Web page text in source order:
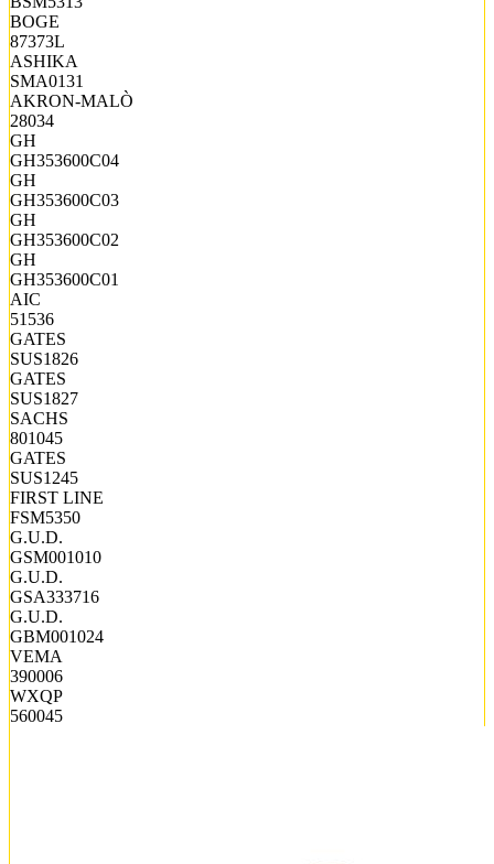
BOGE
87373L
ASHIKA
SMA0131
AKRON-MALÒ
28034
GH
GH353600C04
GH
GH353600C03
GH
GH353600C02
GH
GH353600C01
AIC
51536
GATES
SUS1826
GATES
SUS1827
SACHS
801045
GATES
SUS1245
FIRST LINE
FSM5350
G.U.D.
GSM001010
G.U.D.
GSA333716
G.U.D.
GBM001024
VEMA
390006
WXQP
560045